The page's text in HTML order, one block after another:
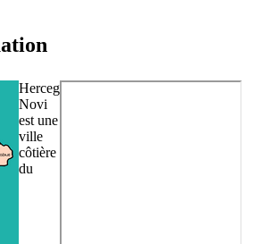
Herceg
Novi
est une
ville
côtière
du